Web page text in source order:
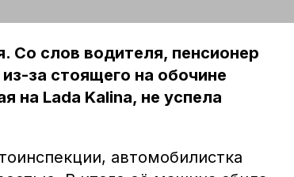
Со слов водителя, пенсионер
за стоящего на обочине
на Lada Kalina, не успела
автомобилистка